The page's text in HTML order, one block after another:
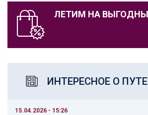
ЛЕТИМ НА
ИНТЕРЕСНОЕ О
15.04.2026 - 15:26